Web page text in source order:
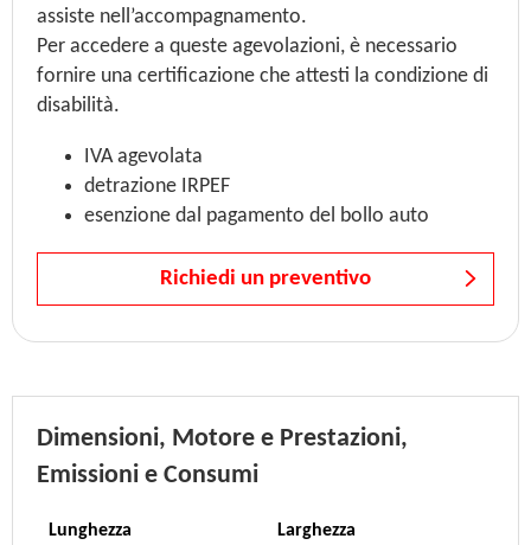
assiste nell’accompagnamento.
Per accedere a queste agevolazioni, è necessario
fornire una certificazione che attesti la condizione di
disabilità.
IVA agevolata
detrazione IRPEF
esenzione dal pagamento del bollo auto
Richiedi un preventivo
Dimensioni, Motore e Prestazioni,
Emissioni e Consumi
Lunghezza
Larghezza